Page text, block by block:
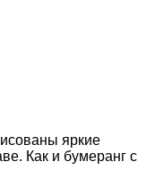
яркие
Как и бумеранг с